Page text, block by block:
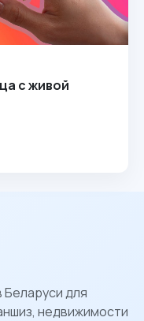
с живой
для
недвижимости